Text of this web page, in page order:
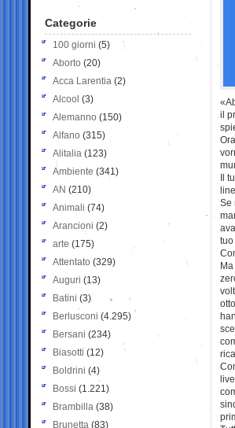
il
Il
Se
Categorie
100 giorni (5)
Aborto (20)
Acca Larentia (2)
Alcool (3)
Alemanno (150)
Alfano (315)
Alitalia (123)
Ambiente (341)
AN (210)
Animali (74)
Arancioni (2)
arte (175)
Attentato (329)
Auguri (13)
Batini (3)
Berlusconi (4.295)
Bersani (234)
Biasotti (12)
Boldrini (4)
Bossi (1.221)
Brambilla (38)
Brunetta (83)